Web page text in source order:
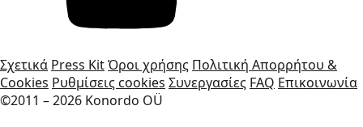
Σχετικά Press KitΌροι χρήσης Πολιτική Απορρήτου &
Cookies Ρυθμίσεις cookies Συνεργασίες FAQ Επικοινωνία
©2011 – 2026 Konordo OÜ